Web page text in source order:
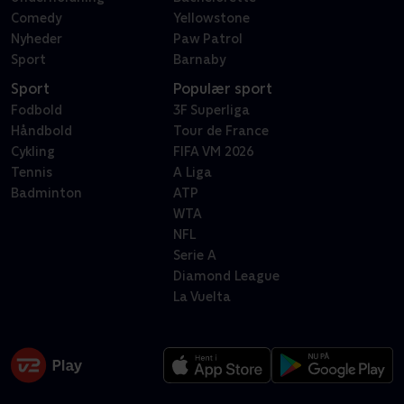
Comedy
Nyheder
Sport
Yellowstone
Paw Patrol
Barnaby
Sport
Fodbold
Håndbold
Cykling
Tennis
Badminton
Populær sport
3F Superliga
Tour de France
FIFA VM 2026
A Liga
ATP
WTA
NFL
Serie A
Diamond League
La Vuelta